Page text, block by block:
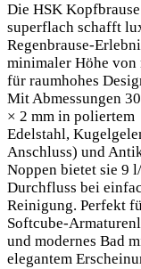
Die HSK
superflach schafft
Regenbrause-
minimaler Höhe von
für raumhohes
Mit Abmessungen
× 2 mm in poliertem
Edelstahl,
Anschluss) und
Noppen bietet sie 9
Durchfluss bei
Reinigung. Perfekt
Softcube-
und modernes Bad
elegantem